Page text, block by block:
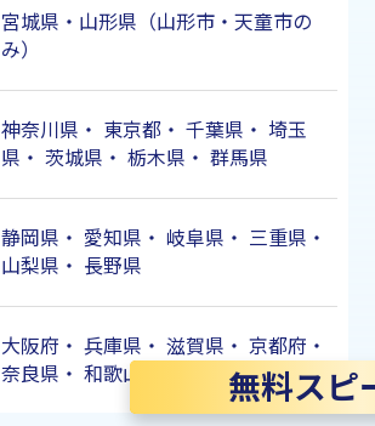
宮城県・山形県（山形市・天童市の
み）
神奈川県 ・ 東京都・ 千葉県 ・ 埼玉
県 ・ 茨城県 ・ 栃木県 ・ 群馬県
静岡県 ・ 愛知県 ・ 岐阜県 ・ 三重県 ・
山梨県 ・ 長野県
大阪府 ・ 兵庫県 ・ 滋賀県 ・ 京都府 ・
奈良県 ・ 和歌山県 無料スピ